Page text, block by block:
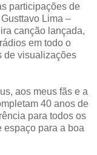
participações de
Lima –
canção lançada,
em todo o
de visualizações
aos meus fãs e a
40 anos de
para todos os
espaço para a boa